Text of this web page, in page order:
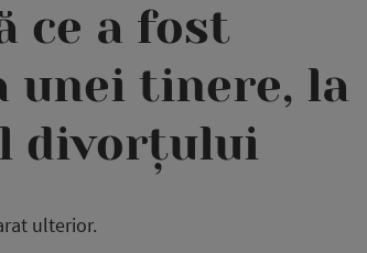
ce a fost
unei tinere, la
divorțului
ulterior.